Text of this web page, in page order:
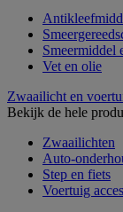
Smeermiddel
Vet en olie
Zwaailicht en
Bekijk de hele
Zwaailichten
Auto-
Step en fiets
Voertuig